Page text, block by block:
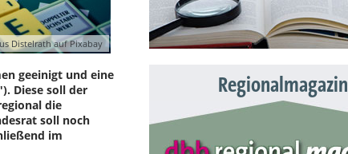
Distelrath auf Pixabay
geeinigt und eine
Diese soll der
die
soll noch
im
Regionalmagazin